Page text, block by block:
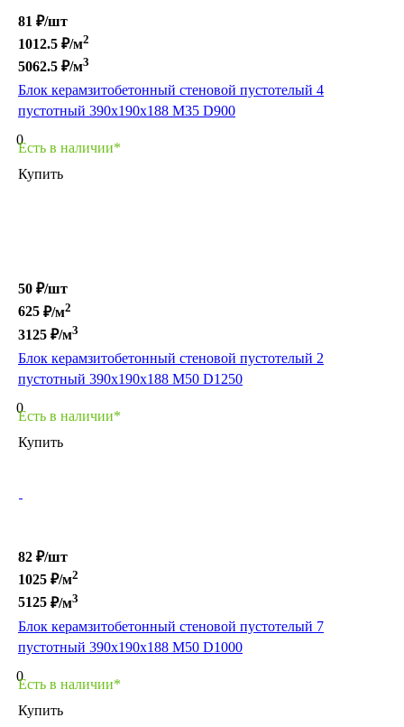
81 ₽/шт
1012.5 ₽/м2
5062.5 ₽/м3
Блок керамзитобетонный стеновой пустотелый 4
пустотный 390х190х188 М35 D900
0
Есть в наличии*
Купить
50 ₽/шт
625 ₽/м2
3125 ₽/м3
Блок керамзитобетонный стеновой пустотелый 2
пустотный 390х190х188 M50 D1250
0
Есть в наличии*
Купить
82 ₽/шт
1025 ₽/м2
5125 ₽/м3
Блок керамзитобетонный стеновой пустотелый 7
пустотный 390х190х188 М50 D1000
0
Есть в наличии*
Купить